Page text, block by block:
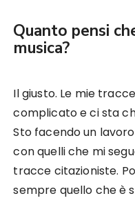
Quanto pensi
musica?
Il giusto. Le mie
complicato e ci sta
Sto facendo un
con quelli che mi
tracce citazioniste.
sempre quello che è